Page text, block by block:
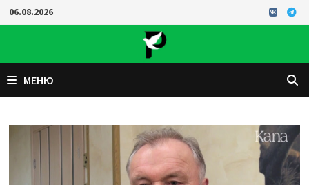
Перейти
к
06.08.2026
МЕНЮ